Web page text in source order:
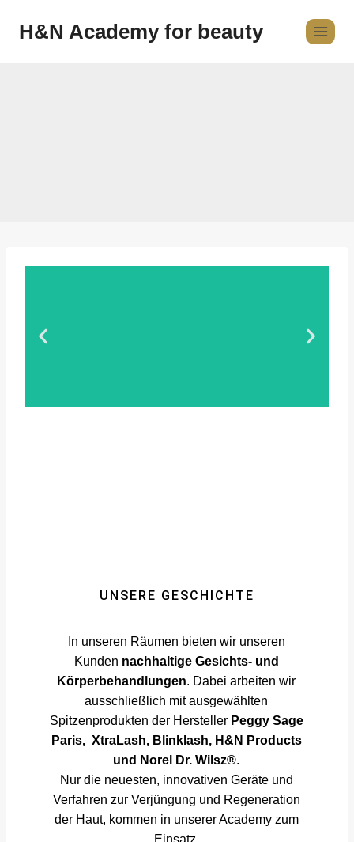
H&N Academy for beauty
UNSERE GESCHICHTE
In unseren Räumen bieten wir unseren
Kunden nachhaltige Gesichts- und
Körperbehandlungen. Dabei arbeiten wir
ausschließlich mit ausgewählten
Spitzenprodukten der Hersteller Peggy Sage
Paris, XtraLash, Blinklash, H&N Products
und Norel Dr. Wilsz®.
Nur die neuesten, innovativen Geräte und
Verfahren zur Verjüngung und Regeneration
der Haut, kommen in unserer Academy zum
Einsatz.